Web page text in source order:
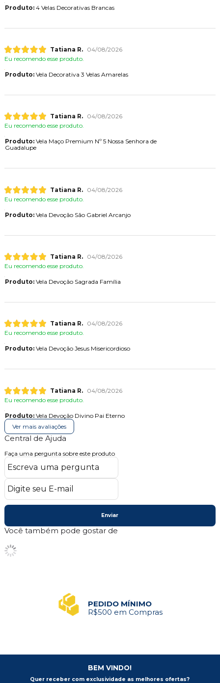
Produto:4 Velas Decorativas Brancas
Tatiana R.
04/08/2026
Eu recomendo esse produto.
Produto:Vela Decorativa 3 Velas Amarelas
Tatiana R.
04/08/2026
Eu recomendo esse produto.
Produto:Vela Maço Premium Nº 5 Nossa Senhora de
Guadalupe
Tatiana R.
04/08/2026
Eu recomendo esse produto.
Produto:Vela Devoção São Gabriel Arcanjo
Tatiana R.
04/08/2026
Eu recomendo esse produto.
Produto:Vela Devoção Sagrada Família
Tatiana R.
04/08/2026
Eu recomendo esse produto.
Produto:Vela Devoção Jesus Misericordioso
Tatiana R.
04/08/2026
Eu recomendo esse produto.
Produto:Vela Devoção Divino Pai Eterno
Ver mais avaliações
Central de Ajuda
Faça uma pergunta sobre este produto
Enviar
Você também pode gostar de
PEDIDO MÍNIMO
R$500 em Compras
BEM VINDO!
Quer receber com exclusividade as melhores ofertas?